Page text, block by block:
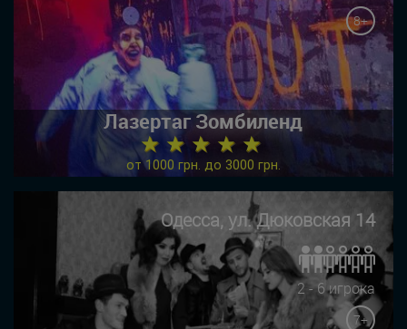
8+
Лазертаг Зомбиленд
★ ★ ★ ★ ★
от 1000 грн. до 3000 грн.
Одесса, ул. Дюковская 14
2 - 6 игрока
7+